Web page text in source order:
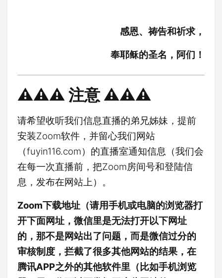
感恩、祷告和祈求，
奉耶稣的圣名，阿们！
⚠️⚠️⚠️ 注意 ⚠️⚠️⚠️
请希望收听我们信息直播的弟兄姊妹，提前
安装Zoom软件，并留心我们网站
（fuyin116.com）的直播室通知信息（我们会
在每一次直播前，把Zoom房间号和登陆信
息，发布在网站上）。
Zoom下载地址（请用手机或电脑的浏览器打
开下面网址，微信里是无法打开以下网址
的，那不是网站出了问题，而是微信过分的
审核制度，拦截了很多其他网站的结果，在
腾讯APP之外的其他软件里（比如手机浏览